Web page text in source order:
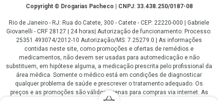
CopyrightCopyright © Drogarias Pacheco | CNPJ: 33.438.250/0187-08
Rio de Janeiro - RJ: Rua do Catete, 300 - Catete - CEP: 22220-000 | Gabriele
Giovanelli - CRF 28127 | 24 horas| Autorização de funcionamento: Processo:
25351.493074/2012-10 Autorização/MS: 7.25279.0 | As informações
contidas neste site, como promoções e ofertas de remédios e
medicamentos, não devem ser usadas para automedicação e não
substituem, em hipótese alguma, a medicação prescrita pelo profissional da
área médica. Somente o médico está em condições de diagnosticar
qualquer problema de saúde e prescrever o tratamento adequado. Os
preços e as promoções são válidos apenas para compras via internet. As